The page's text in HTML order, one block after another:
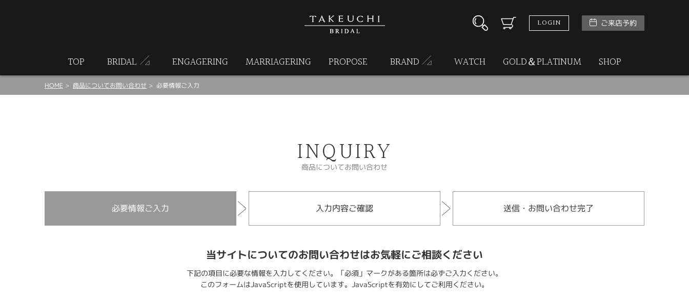
LOGIN ご来店予約
TOP BRIDAL ENGAGERING MARRIAGERING PROPOSE BRAND WATCH GOLD＆PLATINUM SHOP
HOME 商品についてお問い合わせ 必要情報ご入力
INQUIRY
商品についてお問い合わせ
必要情報ご入力 入力内容ご確認 送信・お問い合わせ完了
当サイトについてのお問い合わせはお気軽にご相談ください
下記の項目に必要な情報を入力してください。「必須」マークがある箇所は必ずご入力ください。
このフォームはJavaScriptを使用しています。JavaScriptを有効にしてご利用ください。